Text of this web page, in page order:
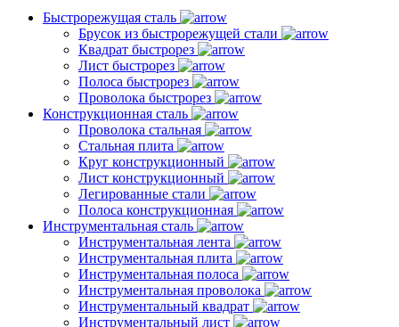
Быстрорежущая сталь
Брусок из быстрорежущей стали
Квадрат быстрорез
Лист быстрорез
Полоса быстрорез
Проволока быстрорез
Конструкционная сталь
Проволока стальная
Стальная плита
Круг конструкционный
Лист конструкционный
Легированные стали
Полоса конструкционная
Инструментальная сталь
Инструментальная лента
Инструментальная плита
Инструментальная полоса
Инструментальная проволока
Инструментальный квадрат
Инструментальный лист